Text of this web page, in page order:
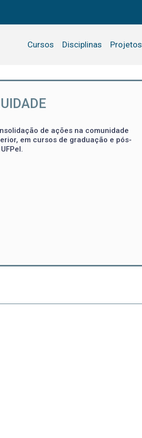
Cursos Disciplinas Projetos
de ações na comunidade
em cursos de graduação e pós-